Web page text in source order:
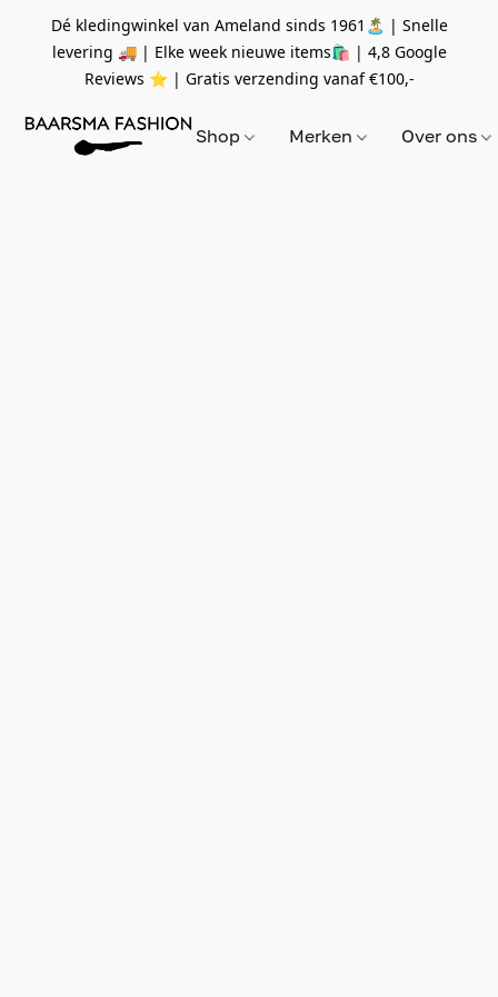
Dé kledingwinkel van Ameland sinds 1961🏝 | Snelle
levering 🚚 | Elke week nieuwe items🛍 | 4,8 Google
Reviews ⭐️ | Gratis verzending vanaf€100,-
Shop Merken Over ons